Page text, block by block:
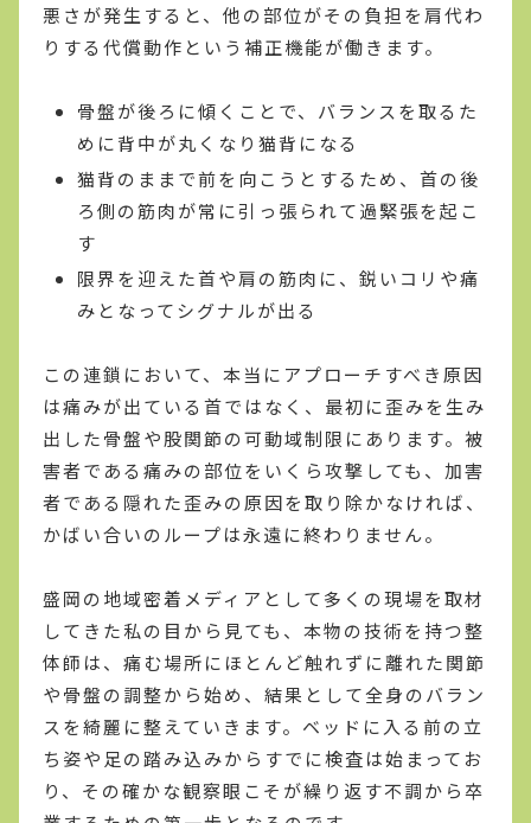
悪さが発生すると、他の部位がその負担を肩代わ
りする代償動作という補正機能が働きます。
骨盤が後ろに傾くことで、バランスを取るた
めに背中が丸くなり猫背になる
猫背のままで前を向こうとするため、首の後
ろ側の筋肉が常に引っ張られて過緊張を起こ
す
限界を迎えた首や肩の筋肉に、鋭いコリや痛
みとなってシグナルが出る
この連鎖において、本当にアプローチすべき原因
は痛みが出ている首ではなく、最初に歪みを生み
出した骨盤や股関節の可動域制限にあります。被
害者である痛みの部位をいくら攻撃しても、加害
者である隠れた歪みの原因を取り除かなければ、
かばい合いのループは永遠に終わりません。
盛岡の地域密着メディアとして多くの現場を取材
してきた私の目から見ても、本物の技術を持つ整
体師は、痛む場所にほとんど触れずに離れた関節
や骨盤の調整から始め、結果として全身のバラン
スを綺麗に整えていきます。ベッドに入る前の立
ち姿や足の踏み込みからすでに検査は始まってお
り、その確かな観察眼こそが繰り返す不調から卒